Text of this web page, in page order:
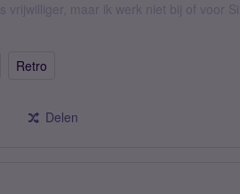
vrijwilliger, maar ik werk niet bij of voor
Retro
Delen